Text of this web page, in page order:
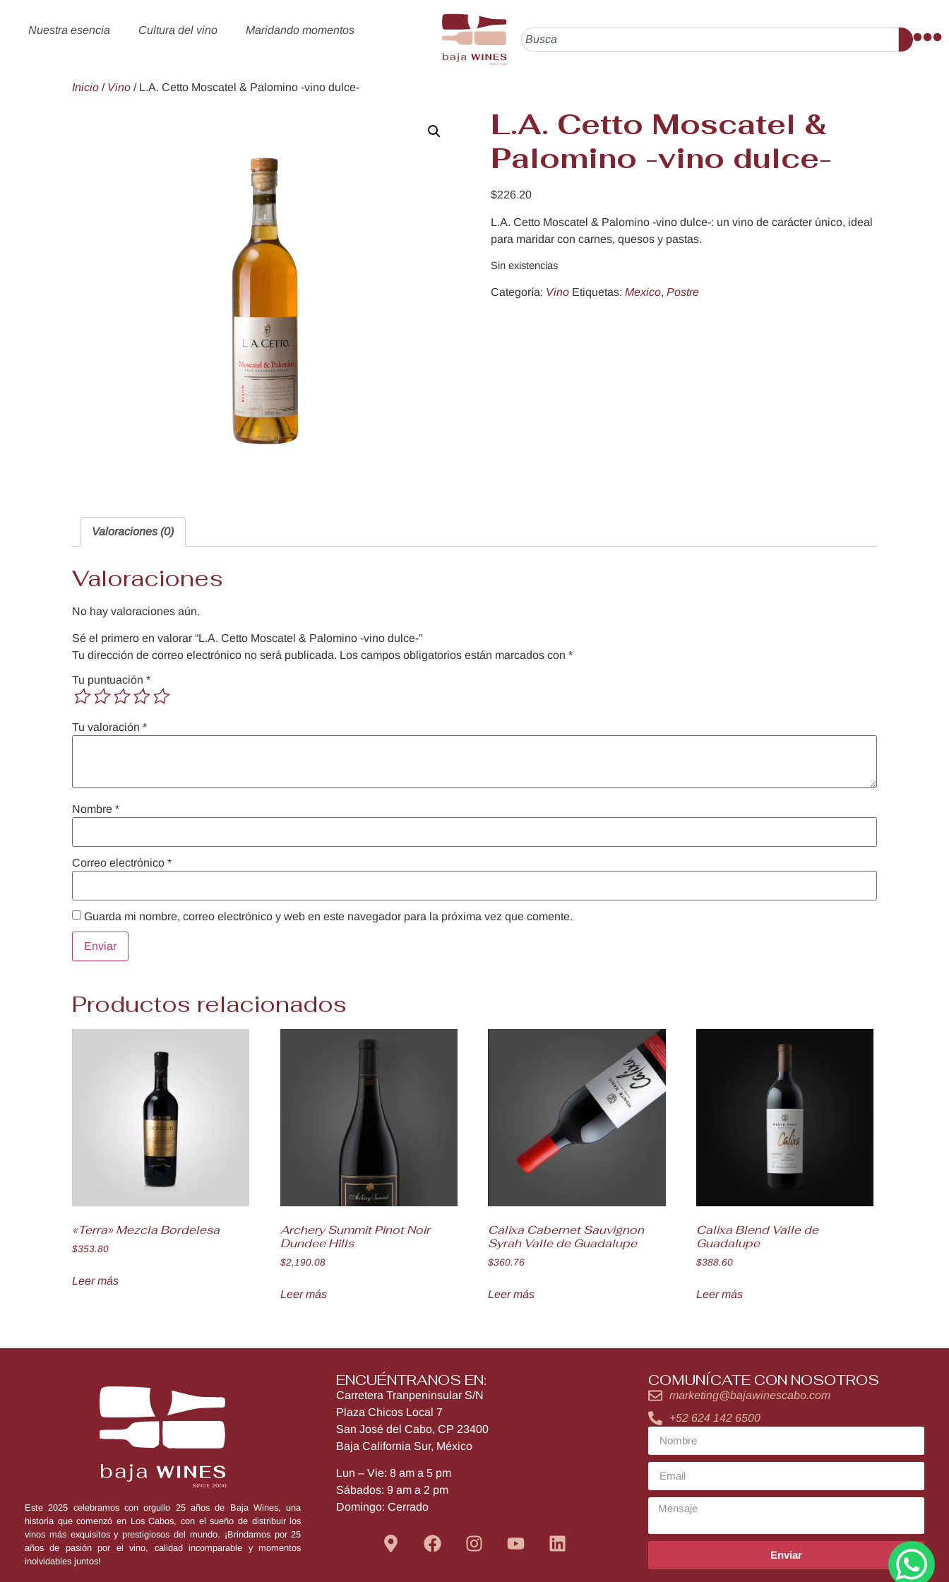
Nuestra esencia Cultura del vino Maridando momentos
Inicio / Vino / L.A. Cetto Moscatel & Palomino -vino dulce-
L.A. Cetto Moscatel &
Palomino -vino dulce-
$226.20
L.A. Cetto Moscatel & Palomino -vino dulce-: un vino de carácter único, ideal
para maridar con carnes, quesos y pastas.
Sin existencias
Categoría: Vino Etiquetas: Mexico, Postre
Valoraciones (0)
Valoraciones
No hay valoraciones aún.
Sé el primero en valorar “L.A. Cetto Moscatel & Palomino -vino dulce-”
Tu dirección de correo electrónico no será publicada. Los campos obligatorios están marcados con *
Tu puntuación *
Tu valoración *
Nombre *
Correo electrónico *
Guarda mi nombre, correo electrónico y web en este navegador para la próxima vez que comente.
Productos relacionados
«Terra» Mezcla Bordelesa
$353.80
Leer más
Archery Summit Pinot Noir
Dundee Hills
$2,190.08
Leer más
Calixa Cabernet Sauvignon
Syrah Valle de Guadalupe
$360.76
Leer más
Calixa Blend Valle de
Guadalupe
$388.60
Leer más
Este 2025 celebramos con orgullo 25 años de Baja Wines, una
historia que comenzó en Los Cabos, con el sueño de distribuir los
vinos más exquisitos y prestigiosos del mundo. ¡Brindamos por 25
años de pasión por el vino, calidad incomparable y momentos
inolvidables juntos!
ENCUÉNTRANOS EN:
Carretera Tranpeninsular S/N
Plaza Chicos Local 7
San José del Cabo, CP 23400
Baja California Sur, México
Lun – Vie: 8 am a 5 pm
Sábados: 9 am a 2 pm
Domingo: Cerrado
COMUNÍCATE CON NOSOTROS
marketing@bajawinescabo.com
+52 624 142 6500
Enviar